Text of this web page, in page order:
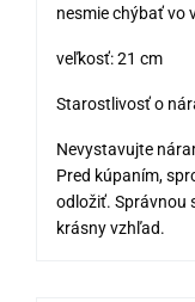
nesmie chýbať vo
veľkosť: 21 cm
Starostlivosť o
Nevystavujte
Pred kúpaním,
odložiť. Správnou
krásny vzhľad.